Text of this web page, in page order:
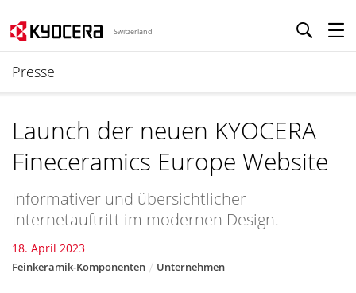
Switzerland
Presse
Launch der neuen KYOCERA
Fineceramics Europe Website
Informativer und übersichtlicher
Internetauftritt im modernen Design.
18. April 2023
Feinkeramik-Komponenten Unternehmen